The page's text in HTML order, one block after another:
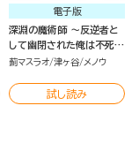
電子版
深淵の魔術師 ～反逆者と
して幽閉された俺は不死の
体と最強の力を手に入れ冒
コミック版（分冊版）
薊マスラオ 津ヶ谷 メノウ
試し読み